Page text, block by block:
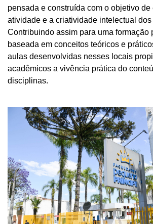
pensada e construída com o objetivo de
atividade e a criatividade intelectual
Contribuindo assim para uma formação
baseada em conceitos teóricos e
aulas desenvolvidas nesses locais
acadêmicos a vivência prática do
disciplinas.